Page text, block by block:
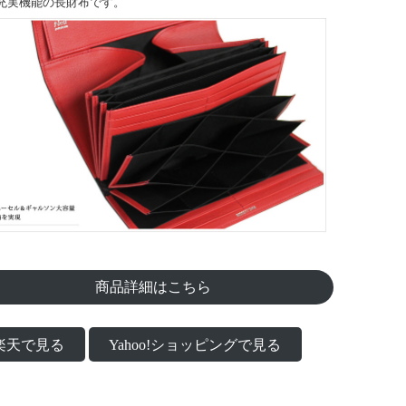
商品詳細はこちら
天で見る Yahoo!ショッピングで見る